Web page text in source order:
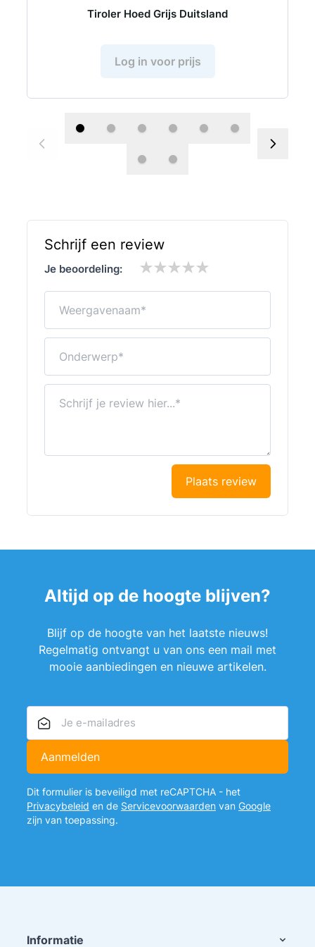
Tiroler Hoed Grijs Duitsland
Log in voor prijs
Schrijf een review
Je beoordeling:
Plaats review
Altijd op de hoogte blijven?
Blijf op de hoogte van het laatste nieuws!
Regelmatig ontvangt u van ons een mail met
mooie aanbiedingen en nieuwe artikelen.
Aanmelden
Dit formulier is beveiligd met reCAPTCHA - het
Privacybeleid en de Servicevoorwaarden van Google
zijn van toepassing.
Informatie